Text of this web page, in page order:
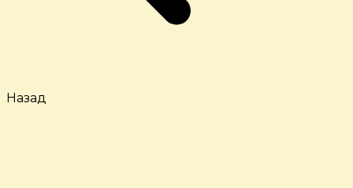
Назад